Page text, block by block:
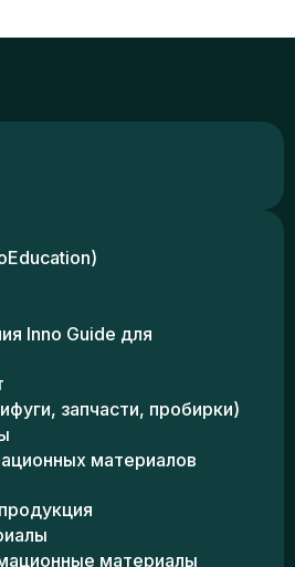
Inno Guide для
запчасти, пробирки)
материалов
материалы